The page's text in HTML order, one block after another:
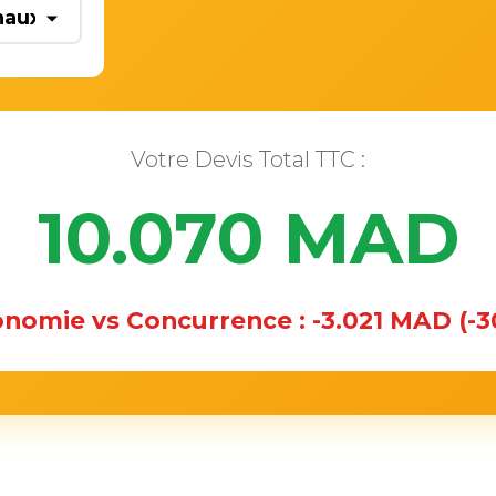
Votre Devis Total TTC :
10.070 MAD
vs Concurrence : -3.021 MAD (-